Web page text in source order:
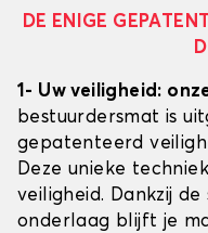
DE ENIGE
1- Uw veiligheid:
bestuurdersmat is
gepatenteerd
Deze unieke
veiligheid. Dankzij
onderlaag blijft je